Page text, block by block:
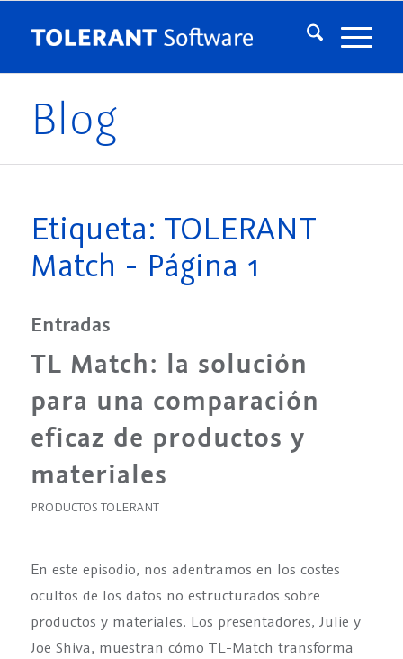
Blog
Etiqueta: TOLERANT
Match - Página 1
Entradas
TL Match: la solución
para una comparación
eficaz de productos y
materiales
PRODUCTOS TOLERANT
En este episodio, nos adentramos en los costes
ocultos de los datos no estructurados sobre
productos y materiales. Los presentadores, Julie y
Joe Shiva, muestran cómo TL-Match transforma